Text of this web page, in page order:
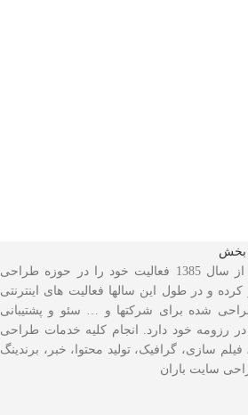
شرکت طراحی سایت باران از سال 1385 فعالیت خود را در حوزه طراحی
کرده و در طول این سالها فعالیت های اینترنتی
700 سایت طراحی شده برای شرکتها و … سئو و پشتیبانی
رزومه خود دارد. انجام کلیه خدمات طراحی
فیلم سازی، گرافیک، تولید محتوا، خبر، برندینگ
سایت باران